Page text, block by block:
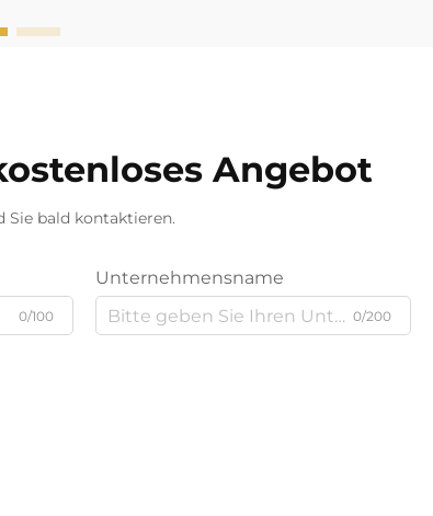
Angebot
Sie bald kontaktieren.
0/100
Unternehmensname
0/200